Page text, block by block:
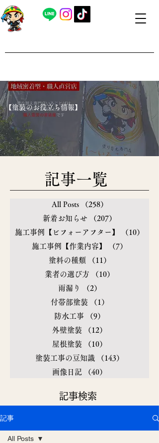
​【塗装のお役立ち情報】
​記事一覧
All Posts （258）
新着お知らせ
（207）
施工事例【ビフォーアフター】
（10）
施工事例【作業内容】
（7）
塗料の種類
（11）
業者の選び方
（10）
雨漏り
（2）
付帯部塗装
（1）
防水工事
（9）
外壁塗装
（12）
屋根塗装
（10）
塗装工事の豆知識
（143）
画像日記
（40）
​記事検索
記事
All Posts